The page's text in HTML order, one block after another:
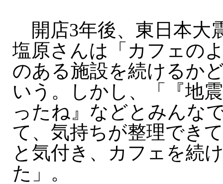
開店3年後、東日本大
塩原さんは「カフェの
のある施設を続けるか
いう。しかし、「『地
ったね』などとみんな
て、気持ちが整理でき
と気付き、カフェを続
た」。